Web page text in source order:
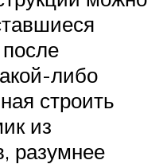
либо
строить
из
разумнее